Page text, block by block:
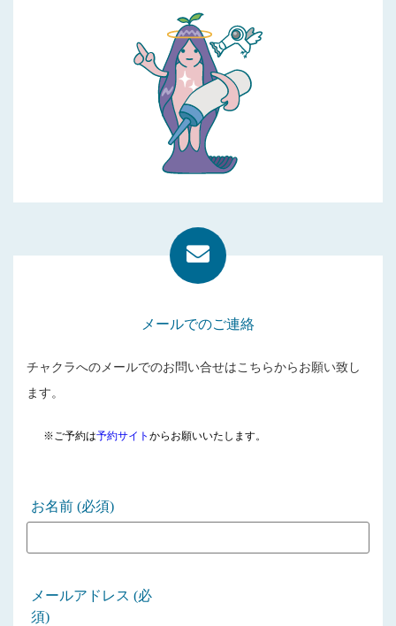
メールでのご連絡
チャクラへのメールでのお問い合せはこちらからお願い致し
ます。
※ご予約は予約サイトからお願いいたします。
お名前 (必須)
メールアドレス (必
須)